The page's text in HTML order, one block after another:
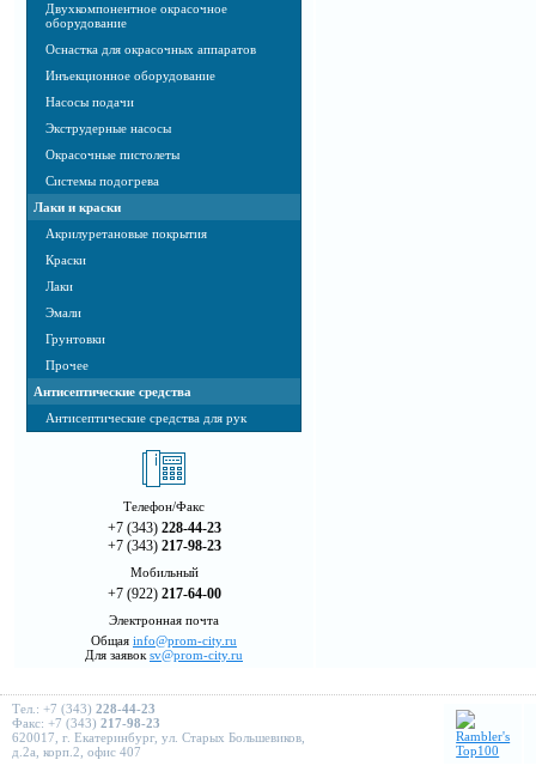
Двухкомпонентное окрасочное
оборудование
Оснастка для окрасочных аппаратов
Инъекционное оборудование
Насосы подачи
Экструдерные насосы
Окрасочные пистолеты
Системы подогрева
Лаки и краски
Акрилуретановые покрытия
Краски
Лаки
Эмали
Грунтовки
Прочее
Антисептические средства
Антисептические средства для рук
Телефон/Факс
+7 (343) 228-44-23
+7 (343) 217-98-23
Мобильный
+7 (922) 217-64-00
Электронная почта
Общая info@prom-city.ru
Для заявок sv@prom-city.ru
Тел.: +7 (343) 228-44-23
Факс: +7 (343) 217-98-23
620017, г. Екатеринбург, ул. Старых Большевиков,
д.2а, корп.2, офис 407